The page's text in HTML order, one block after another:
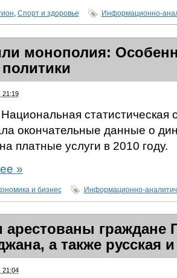
, Спорт и здоровье Информационно-
монополия:
21:19
статистическая
окончательные данные о
платные услуги в 2010 году.
»
и бизнес Информационно-
арестованы граждане
а также русская
21:04